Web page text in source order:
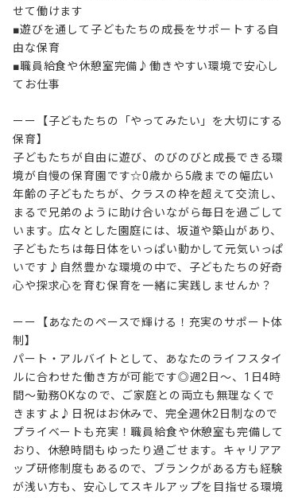
せて働けます
■遊びを通して子どもたちの成長をサポートする自
由な保育
■職員給食や休憩室完備♪働きやすい環境で安心し
てお仕事
ーー【子どもたちの「やってみたい」を大切にする
保育】
子どもたちが自由に遊び、のびのびと成長できる環
境が自慢の保育園です☆0歳から5歳までの幅広い
年齢の子どもたちが、クラスの枠を超えて交流し、
まるで兄弟のように助け合いながら毎日を過ごして
います。広々とした園庭には、坂道や築山があり、
子どもたちは毎日体をいっぱい動かして元気いっぱ
いです♪自然豊かな環境の中で、子どもたちの好奇
心や探求心を育む保育を一緒に実践しませんか？
ーー【あなたのペースで輝ける！充実のサポート体
制】
パート・アルバイトとして、あなたのライフスタイ
ルに合わせた働き方が可能です◎週2日～、1日4時
間～勤務OKなので、ご家庭との両立も無理なくで
きますよ♪日祝はお休みで、完全週休2日制なので
プライベートも充実！職員給食や休憩室も完備して
おり、休憩時間もゆったり過ごせます。キャリアア
ップ研修制度もあるので、ブランクがある方も経験
が浅い方も、安心してスキルアップを目指せる環境